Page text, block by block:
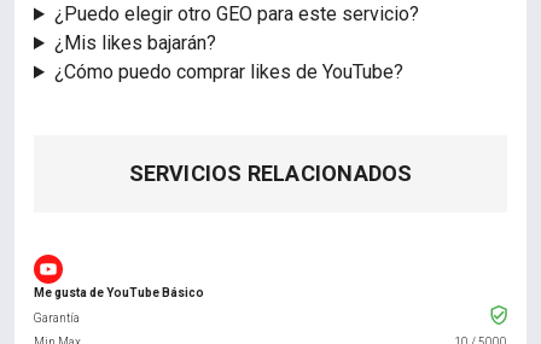
¿Puedo elegir otro GEO para este servicio?
¿Mis likes bajarán?
¿Cómo puedo comprar likes de YouTube?
SERVICIOS RELACIONADOS
Me gusta de YouTube Básico
Garantía